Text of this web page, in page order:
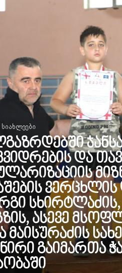
სიახლეები
და
ასევე
მაისურაძის
გაიმართა